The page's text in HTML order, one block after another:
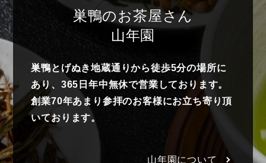
巣鴨のお茶屋さん
山年園
巣鴨とげぬき地蔵通りから徒歩5分の場所に
あり、365日年中無休で営業しております。
創業70年あまり参拝のお客様にお立ち寄り頂
いております。
山年園について